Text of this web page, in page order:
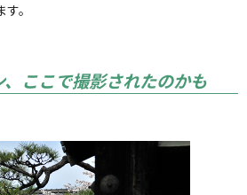
。
ここで撮影されたのかも